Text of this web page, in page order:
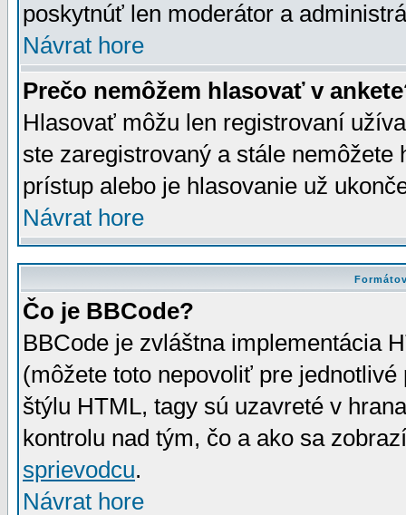
poskytnúť len moderátor a
Návrat hore
Prečo nemôžem hlasovať v
Hlasovať môžu len registrovaní
ste zaregistrovaný a stále
prístup alebo je hlasovanie už
Návrat hore
Čo je BBCode?
BBCode je zvláštna implementácia
(môžete toto nepovoliť pre
štýlu HTML, tagy sú uzavreté v
kontrolu nad tým, čo a ako sa
sprievodcu.
Návrat hore